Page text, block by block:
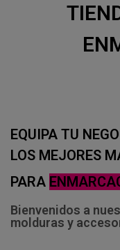
EQUIPA TU
LOS MEJORES
PARA
Bienvenidos a
molduras y